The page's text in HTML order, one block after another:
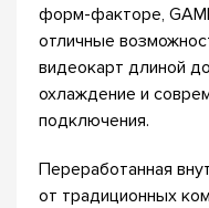
форм-факторе,
отличные
видеокарт длиной
охлаждение и
подключения.
Переработанная
от традиционных